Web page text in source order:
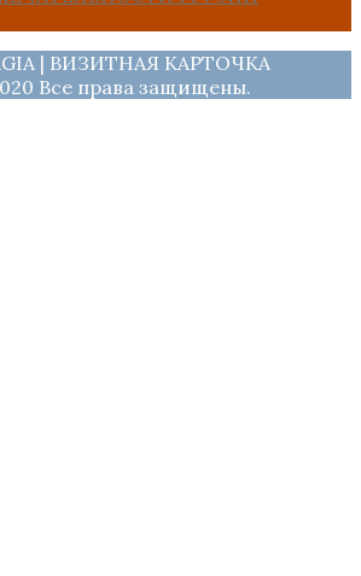
| ВИЗИТНАЯ КАРТОЧКА
Все права защищены.